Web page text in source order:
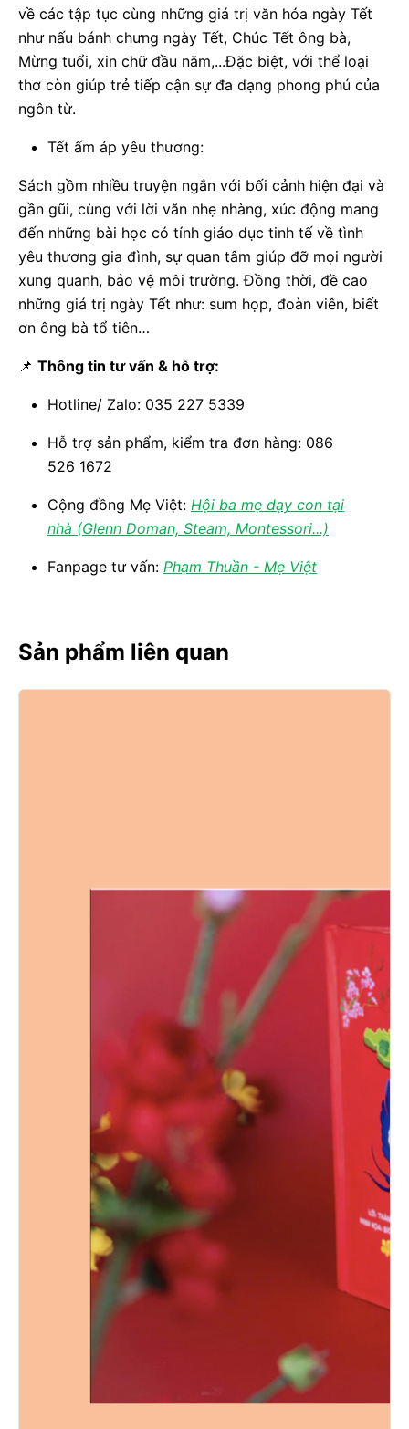
về các tập tục cùng những giá trị văn hóa ngày Tết
như nấu bánh chưng ngày Tết, Chúc Tết ông bà,
Mừng tuổi, xin chữ đầu năm,...Đặc biệt, với thể loại
thơ còn giúp trẻ tiếp cận sự đa dạng phong phú của
ngôn từ.
Tết ấm áp yêu thương:
Sách gồm nhiều truyện ngắn với bối cảnh hiện đại và
gần gũi, cùng với lời văn nhẹ nhàng, xúc động mang
đến những bài học có tính giáo dục tinh tế về tình
yêu thương gia đình, sự quan tâm giúp đỡ mọi người
xung quanh, bảo vệ môi trường. Đồng thời, đề cao
những giá trị ngày Tết như: sum họp, đoàn viên, biết
ơn ông bà tổ tiên…
📌 Thông tin tư vấn & hỗ trợ:
Hotline/ Zalo: 035 227 5339
Hỗ trợ sản phẩm, kiểm tra đơn hàng: 086
526 1672
Cộng đồng Mẹ Việt: Hội ba mẹ dạy con tại
nhà (Glenn Doman, Steam, Montessori...)
Fanpage tư vấn: Phạm Thuần - Mẹ Việt
Sản phẩm liên quan